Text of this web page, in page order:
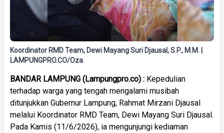
Koordinator RMD Team, Dewi Mayang Suri Djausal, S.P., M.M. |
LAMPUNGPRO.CO/Oza
BANDAR LAMPUNG (Lampungpro.co) : Kepedulian
terhadap warga yang tengah mengalami musibah
ditunjukkan Gubernur Lampung, Rahmat Mirzani Djausal
melalui Koordinator RMD Team, Dewi Mayang Suri Djausal.
Pada Kamis (11/6/2026), ia mengunjungi kediaman